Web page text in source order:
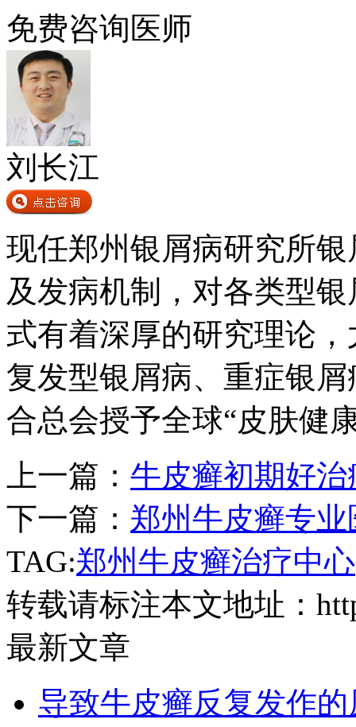
免费咨询医师
刘长江
现任郑州银屑病研究所
及发病机制，对各类型
式有着深厚的研究理论
复发型银屑病、重症银
合总会授予全球“皮肤健
上一篇： 牛皮癣初期好治
下一篇： 郑州牛皮癣专业
TAG:郑州牛皮癣治疗中心
转载请标注本文地址：
最新文章
导致牛皮癣反复发作的